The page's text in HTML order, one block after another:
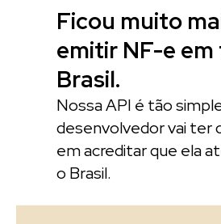
Ficou muito
emitir NF-e
Brasil.
Nossa API é tão
desenvolvedor vai ter
em acreditar que ela
o Brasil.